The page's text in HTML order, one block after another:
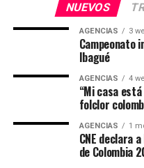
NUEVOS
AGENCIAS 3
Campeonato
Ibagué
AGENCIAS 4
“Mi casa
folclor
AGENCIAS 1
CNE declara
de Colombia